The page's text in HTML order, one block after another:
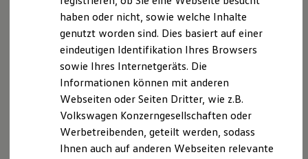
Elektro - & Hybridfahrzeuge
Unser Ansatz
Klimafreundlicher Strom
Reichweite & Ladelösungen
Reichweitensimulator
Ladezeitensimulator
Ladelösungen für Privatkunden
Ladelösungen für Gewerbekunden
Bidirektionales Laden
Förderung & Kosten der Elektrofahrzeuge
Fördermöglichkeiten für Privatkunden
IHK Osnabrück-Emsland-Grafschaft Bentheim, Neuer
Graben 38, 49074 Osnabrück
Schlichtungsstelle:
Versicherungsombudsmann e.V., Postfach 08 06 32,
10006 Berlin
www.versicherungsombudsmann.de
haben oder nicht, sowie welche Inhalte
genutzt worden sind. Dies basiert auf einer
eindeutigen Identifikation Ihres Browsers
sowie Ihres Internetgeräts. Die
Informationen können mit anderen
Webseiten oder Seiten Dritter, wie z.B.
Volkswagen Konzerngesellschaften oder
Werbetreibenden, geteilt werden, sodass
Ihnen auch auf anderen Webseiten relevante